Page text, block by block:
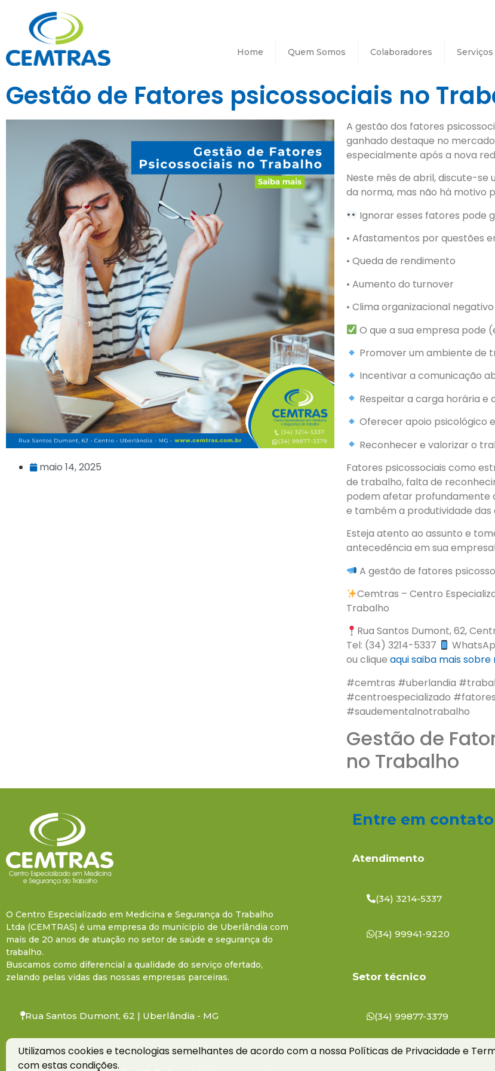
Home Quem Somos Colaboradores Serviços
Gestão de Fatores psicossociais no
maio 14, 2025
A gestão dos fatores
ganhado destaque no
especialmente após a nova
Neste mês de abril, discute-se
da norma, mas não há motivo
Ignorar esses fatores pode
• Afastamentos por questões
• Queda de rendimento
• Aumento do turnover
• Clima organizacional negativo
O que a sua empresa pode
Promover um ambiente de
Incentivar a comunicação
Respeitar a carga horária e
Oferecer apoio psicológico
Reconhecer e valorizar o
Fatores psicossociais como
de trabalho, falta de
podem afetar profundamente
e também a produtividade das
Esteja atento ao assunto e
antecedência em sua empresa!
A gestão de fatores
Cemtras – Centro
Trabalho
Rua Santos Dumont, 62,
Tel: (34) 3214-5337
ou clique aquisaiba mais
#cemtras #uberlandia
#centroespecializado
#saudementalnotrabalho
Gestão de
no Trabalho
O Centro Especializado em Medicina e Segurança do Trabalho
Ltda (CEMTRAS) é uma empresa do munícipio de Uberlândia com
mais de 20 anos de atuação no setor de saúde e segurança do
trabalho.
Buscamos como diferencial a qualidade do serviço ofertado,
zelando pelas vidas das nossas empresas parceiras.
Rua Santos Dumont, 62 | Uberlândia - MG
Entre em contato
Atendimento
(34) 3214-5337
(34) 99941-9220
Setor técnico
(34) 99877-3379
Utilizamos cookies e tecnologias semelhantes de acordo com a nossa Políticas de Privacidade e
com estas condições.